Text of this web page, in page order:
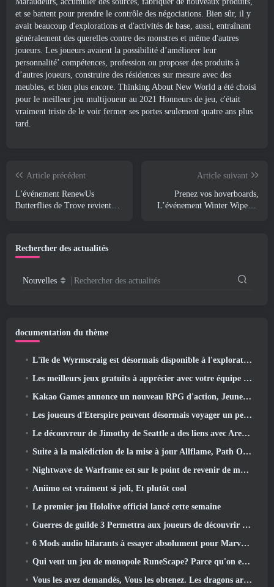
et se battent pour prendre le contrôle des négociations. Bien sûr, il y
avait beaucoup d'explorations et d'activités de base, aussi, entraînant
généralement des querelles contre des monstres et même d'autres
joueurs. Les joueurs avaient la possibilité d’améliorer leur
personnalité’ compétences, profession ou proposer des produits à
d’autres joueurs, construire des résidences sur mesure avec des
meubles, et bien plus encore. Thinking About New World a été choisi
pour le meilleur jeu multijoueur au 2021 Honneurs de jeu, c'était
vraiment triste de le voir fermer ses portes seulement quatre ans plus
tard.
Article précédent
L'événement RenewUs
Butterflies de Trove revient
Article suivant
Prenez vos hoverboards,
L’événement Winter Wipeout
Rechercher des actualités
Nouvelles Rechercher des actualités
documentation du thème
L'île de Wyrmscraig est désormais disponible à l'exploration dans Old School RuneScape
Les meilleurs jeux gratuits à apprécier avec votre équipe (2026)
Kakao Games annonce un nouveau RPG d'action, Jeune gardienne
Les joueurs d'Eterspire peuvent désormais voyager un peu dans le temps… en guise de régal
Le découvreur de Jimothy de Seattle a des liens avec ArenaNet, Alors bien sûr, ils l’ajoutent à Guild Wars 2
Suite à la malédiction de la mise à jour Allflame, Path Of Exile annonce plusieurs changements basés sur les commentaires
Nightwave de Warframe est sur le point de revenir de manière choquante
Aniimo est vraiment si joli, Et plutôt cool
Le premier jeu Hololive officiel lancé cette semaine
Guerres de guilde 3 Permettra aux joueurs de découvrir le monde de la Tyrie avant le réveil des dragons anciens
6 Mods audio hilarants à essayer absolument pour Marvel Rivals
Qui veut un jeu de monopole RuneScape? Parce qu'on est en route
Vous les avez demandés, Vous les obtenez. Les dragons arrivent sur Albion Online